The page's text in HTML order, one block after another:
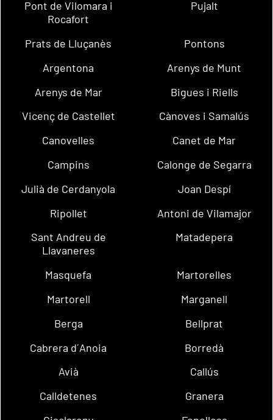
Pont de Vilomara i
Rocafort
Pujalt
Prats de Lluçanès
Pontons
Argentona
Arenys de Munt
Arenys de Mar
Bigues i Riells
Vicenç de Castellet
Cànoves i Samalús
Canovelles
Canet de Mar
Campins
Calonge de Segarra
Julià de Cerdanyola
Joan Despí
Ripollet
Antoni de Vilamajor
Sant Andreu de
Llavaneres
Matadepera
Masquefa
Martorelles
Martorell
Marganell
Berga
Bellprat
Cabrera d´Anoia
Borredà
Avià
Callús
Calldetenes
Granera